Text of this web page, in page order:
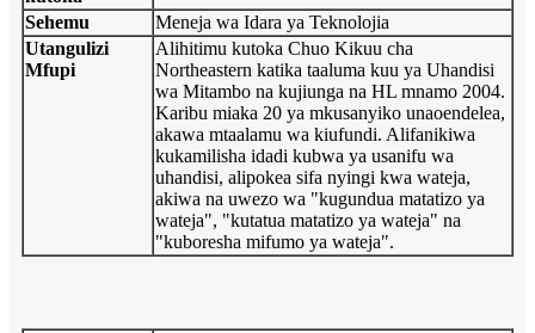
Sehemu
Meneja wa Idara ya Teknolojia
Utangulizi
Mfupi
Alihitimu kutoka Chuo Kikuu cha
Northeastern katika taaluma kuu ya Uhandisi
wa Mitambo na kujiunga na HL mnamo 2004.
Karibu miaka 20 ya mkusanyiko unaoendelea,
akawa mtaalamu wa kiufundi. Alifanikiwa
kukamilisha idadi kubwa ya usanifu wa
uhandisi, alipokea sifa nyingi kwa wateja,
akiwa na uwezo wa "kugundua matatizo ya
wateja", "kutatua matatizo ya wateja" na
"kuboresha mifumo ya wateja".